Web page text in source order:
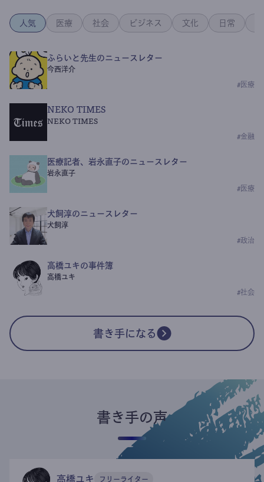
人気 医療 社会 ビジネス 文化 日常
ふらいと先生のニュースレター
今西洋介
# 医療
NEKO TIMES
NEKO TIMES
#金融
医療記者、岩永直子のニュースレター
岩永直子
# 医療
犬飼淳のニュースレター
犬飼淳
#政治
高橋ユキの事件簿
高橋ユキ
#社会
書き手になる
書き手の声
高橋ユキ フリーライター